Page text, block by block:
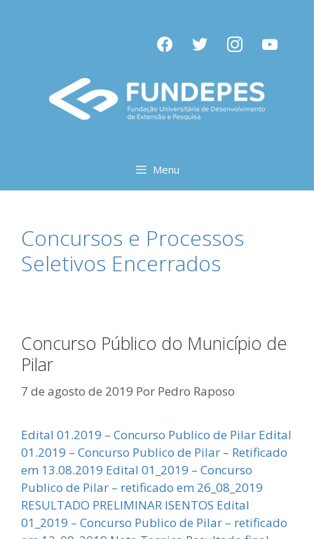
facebooktwitter instagramyoutube
Menu
Concursos e Processos
Seletivos Encerrados
Concurso Público do Município de
Pilar
7 de agosto de 2019 Por Pedro Raposo
Edital 01.2019 – Concurso Publico de Pilar Edital
01.2019 – Concurso Publico de Pilar – Retificado
em 13.08.2019 Edital 01_2019 – Concurso
Publico de Pilar – retificado em 26_08_2019
RESULTADO PRELIMINAR ISENTOS Edital
01_2019 – Concurso Publico de Pilar – retificado